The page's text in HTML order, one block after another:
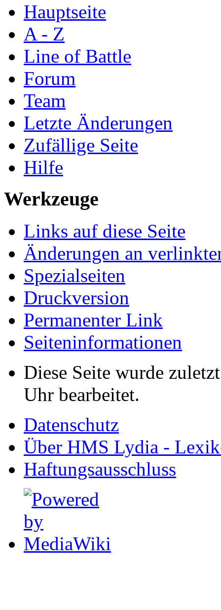
Hauptseite
A - Z
Line of Battle
Forum
Team
Letzte Änderungen
Zufällige Seite
Hilfe
Werkzeuge
Links auf diese Seite
Änderungen an
Spezialseiten
Druckversion
Permanenter Link
Seiten­informationen
Diese Seite wurde
Uhr bearbeitet.
Datenschutz
Über HMS Lydia -
Haftungsausschluss